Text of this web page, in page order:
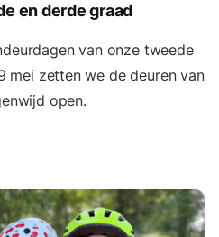
en derde graad
van onze tweede
mei zetten we de deuren van
open.